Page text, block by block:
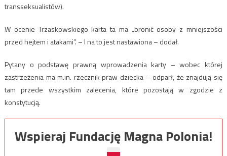
transseksualistów).
W ocenie Trzaskowskiego karta ta ma „bronić osoby z mniejszości
przed hejtem i atakami”. – I na to jest nastawiona – dodał.
Pytany o podstawę prawną wprowadzenia karty – wobec której
zastrzeżenia ma m.in. rzecznik praw dziecka – odparł, że znajdują się
tam przede wszystkim zalecenia, które pozostają w zgodzie z
konstytucją.
Wspieraj Fundację Magna Polonia!